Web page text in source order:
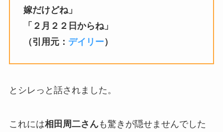
嫁だけどね」
「２月２２日からね」
（引用元： デイリー）
とシレっと話されました。
これには相田周二さんも驚きが隠せませんでした